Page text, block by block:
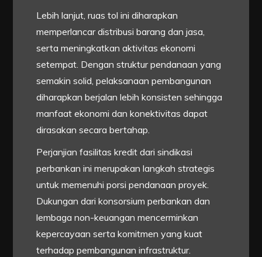
Lebih lanjut, ruas tol ini diharapkan
memperlancar distribusi barang dan jasa,
serta meningkatkan aktivitas ekonomi
setempat. Dengan struktur pendanaan yang
semakin solid, pelaksanaan pembangunan
diharapkan berjalan lebih konsisten sehingga
manfaat ekonomi dan konektivitas dapat
dirasakan secara bertahap.
Perjanjian fasilitas kredit dari sindikasi
perbankan ini merupakan langkah strategis
untuk memenuhi porsi pendanaan proyek.
Dukungan dari konsorsium perbankan dan
lembaga non-keuangan mencerminkan
kepercayaan serta komitmen yang kuat
terhadap pembangunan infrastruktur.